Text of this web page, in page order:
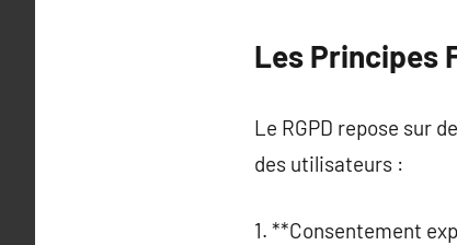
Les Principes
Le RGPD repose sur
des utilisateurs :
1. **Consentement